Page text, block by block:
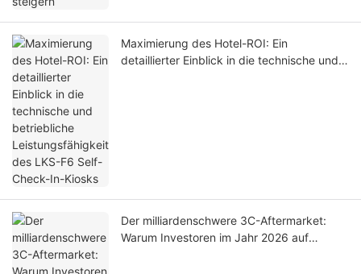
Maximierung des Hotel-ROI: Ein
detaillierter Einblick in die technische und
Der milliardenschwere 3C-Aftermarket:
Warum Investoren im Jahr 2026 auf